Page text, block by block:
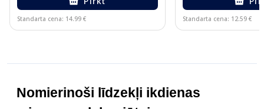
Standarta cena: 14.99 € Standarta cena: 12.59 €
Nomierinoši līdzekļi ikdienas